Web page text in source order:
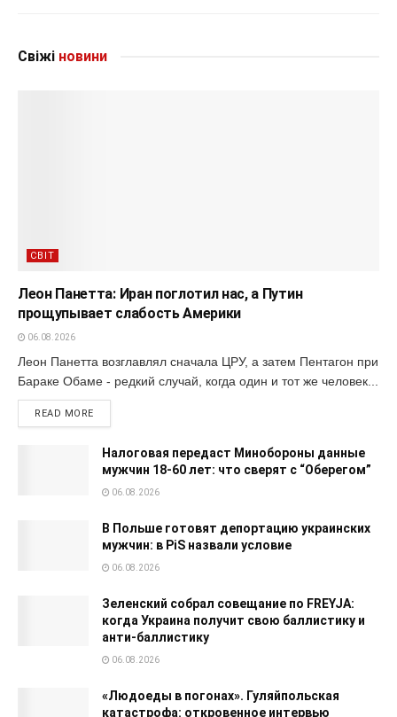
Свіжі новини
СВІТ
Леон Панетта: Иран поглотил нас, а Путин
прощупывает слабость Америки
06.08.2026
Леон Панетта возглавлял сначала ЦРУ, а затем Пентагон при
Бараке Обаме - редкий случай, когда один и тот же человек...
READ MORE
Налоговая передаст Минобороны данные
мужчин 18-60 лет: что сверят с “Оберегом”
06.08.2026
В Польше готовят депортацию украинских
мужчин: в PiS назвали условие
06.08.2026
Зеленский собрал совещание по FREYJA:
когда Украина получит свою баллистику и
анти-баллистику
06.08.2026
«Людоеды в погонах». Гуляйпольская
катастрофа: откровенное интервью